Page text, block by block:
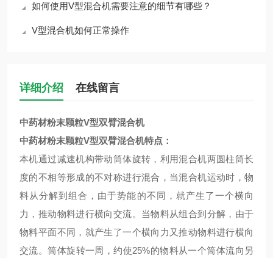
如何使用V型混合机需要注意的细节有哪些？
V型混合机如何正常操作
详细介绍 在线留言
中药材粉末颗粒V型双臂混合机
中药材粉末颗粒V型双臂混合机特点 ：
本机通过减速机构带动筒体旋转，利用混合机两圆柱筒长
度的不相等形成的不对称进行混合，当混合机运动时，物
料从分解到组合，由于势能的不同，就产生了一个横向
力，推动物料进行横向交流。当物料从组合到分解，由于
物料平面不同，就产生了一个横向力又推动物料进行横向
交流。筒体旋转一周，约使25%的物料从一个筒体流向另